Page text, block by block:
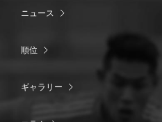
ニュース
順位
ギャラリー